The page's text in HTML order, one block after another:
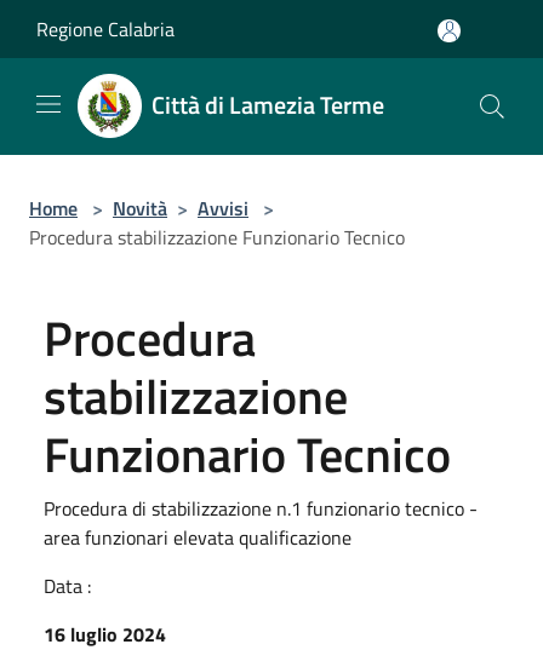
Regione Calabria
Città di Lamezia Terme
Home > Novità > Avvisi >
Procedura stabilizzazione Funzionario Tecnico
Procedura
stabilizzazione
Funzionario Tecnico
Procedura di stabilizzazione n.1 funzionario tecnico -
area funzionari elevata qualificazione
Data :
16 luglio 2024